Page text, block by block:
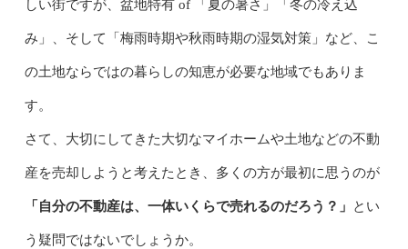
しい街ですが、盆地特有 of 「夏の暑さ」「冬の冷え込
み」、そして「梅雨時期や秋雨時期の湿気対策」など、こ
の土地ならではの暮らしの知恵が必要な地域でもありま
す。
さて、大切にしてきた大切なマイホームや土地などの不動
産を売却しようと考えたとき、多くの方が最初に思うのが
「自分の不動産は、一体いくらで売れるのだろう？」 とい
う疑問ではないでしょうか。